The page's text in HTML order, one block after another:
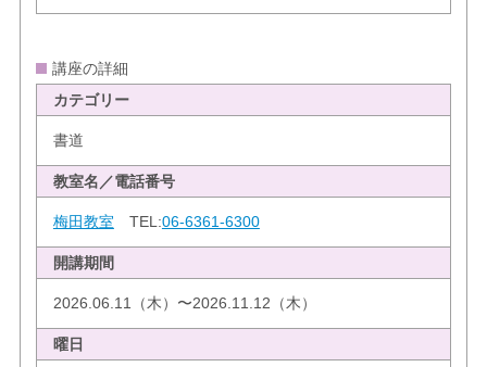
講座の詳細
カテゴリー
書道
教室名／電話番号
梅田教室 TEL:06-6361-6300
開講期間
2026.06.11（木）〜2026.11.12（木）
曜日